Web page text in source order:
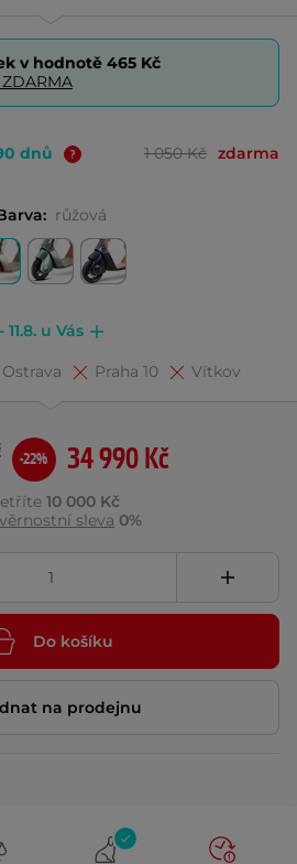
v hodnotě 465 Kč
dnů 1 050 Kč zdarma
růžová
u Vás
Ostrava Praha 10 Vítkov
34 990 Kč
-22%
10 000 Kč
sleva 0%
Do košíku
na prodejnu